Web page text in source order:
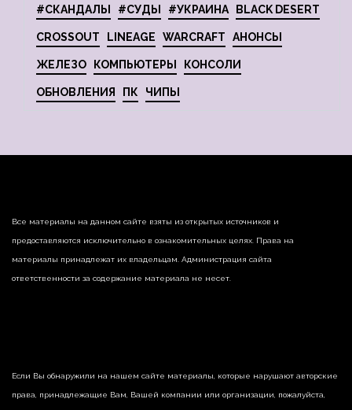
#СКАНДАЛЫ #СУДЫ #УКРАИНА BLACK DESERT
CROSSOUT LINEAGE WARCRAFT АНОНСЫ
ЖЕЛЕЗО КОМПЬЮТЕРЫ КОНСОЛИ
ОБНОВЛЕНИЯ ПК ЧИПЫ
Все материалы на данном сайте взяты из открытых источников и
предоставляются исключительно в ознакомительных целях. Права на
материалы принадлежат их владельцам. Администрация сайта
ответственности за содержание материала не несет.
Если Вы обнаружили на нашем сайте материалы, которые нарушают авторские
права, принадлежащие Вам, Вашей компании или организации, пожалуйста,